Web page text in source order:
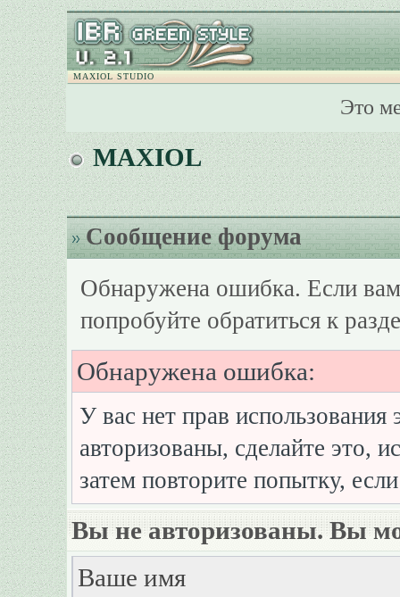
MAXIOL STUDIO
Это
MAXIOL
Сообщение форума
Обнаружена ошибка. Если
попробуйте обратиться к
Обнаружена ошибка:
У вас нет прав
авторизованы, сделайте это,
затем повторите попытку,
Вы не авторизованы. Вы
Ваше имя